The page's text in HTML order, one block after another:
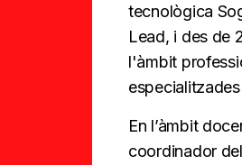
tecnològica
Lead, i des de
l'àmbit
En l’àmbit
coordinador